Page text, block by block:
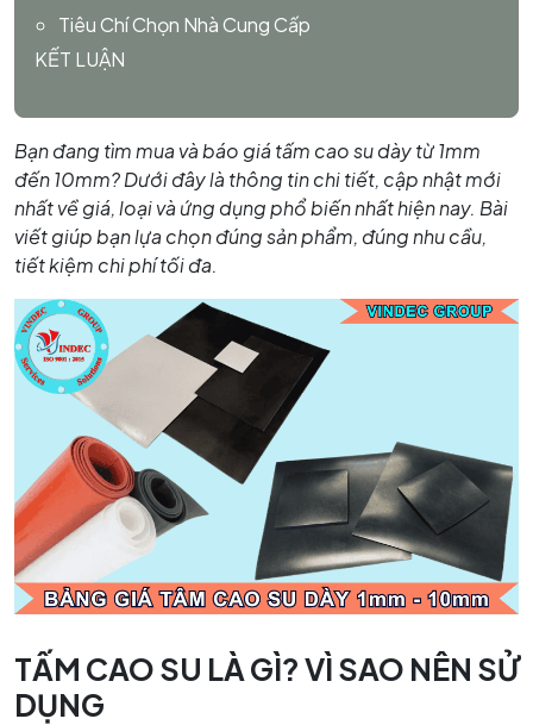
Tiêu Chí Chọn Nhà Cung Cấp
KẾT LUẬN
Bạn đang tìm mua và báo giá tấm cao su dày từ 1mm
đến 10mm? Dưới đây là thông tin chi tiết, cập nhật mới
nhất về giá, loại và ứng dụng phổ biến nhất hiện nay. Bài
viết giúp bạn lựa chọn đúng sản phẩm, đúng nhu cầu,
tiết kiệm chi phí tối đa.
TẤM CAO SU LÀ GÌ? VÌ SAO NÊN SỬ
DỤNG